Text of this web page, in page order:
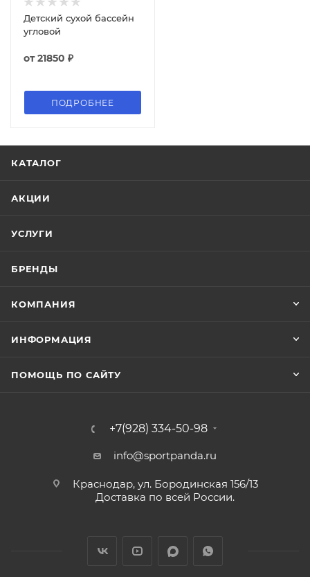
Детский сухой бассейн
угловой
от21850 ₽
ПОДРОБНЕЕ
КАТАЛОГ
АКЦИИ
УСЛУГИ
БРЕНДЫ
КОМПАНИЯ
ИНФОРМАЦИЯ
ПОМОЩЬ ПО САЙТУ
+7(928) 334-50-98
info@sportpanda.ru
Краснодар, ул. Бородинская 156/13
Доставка по всей России.